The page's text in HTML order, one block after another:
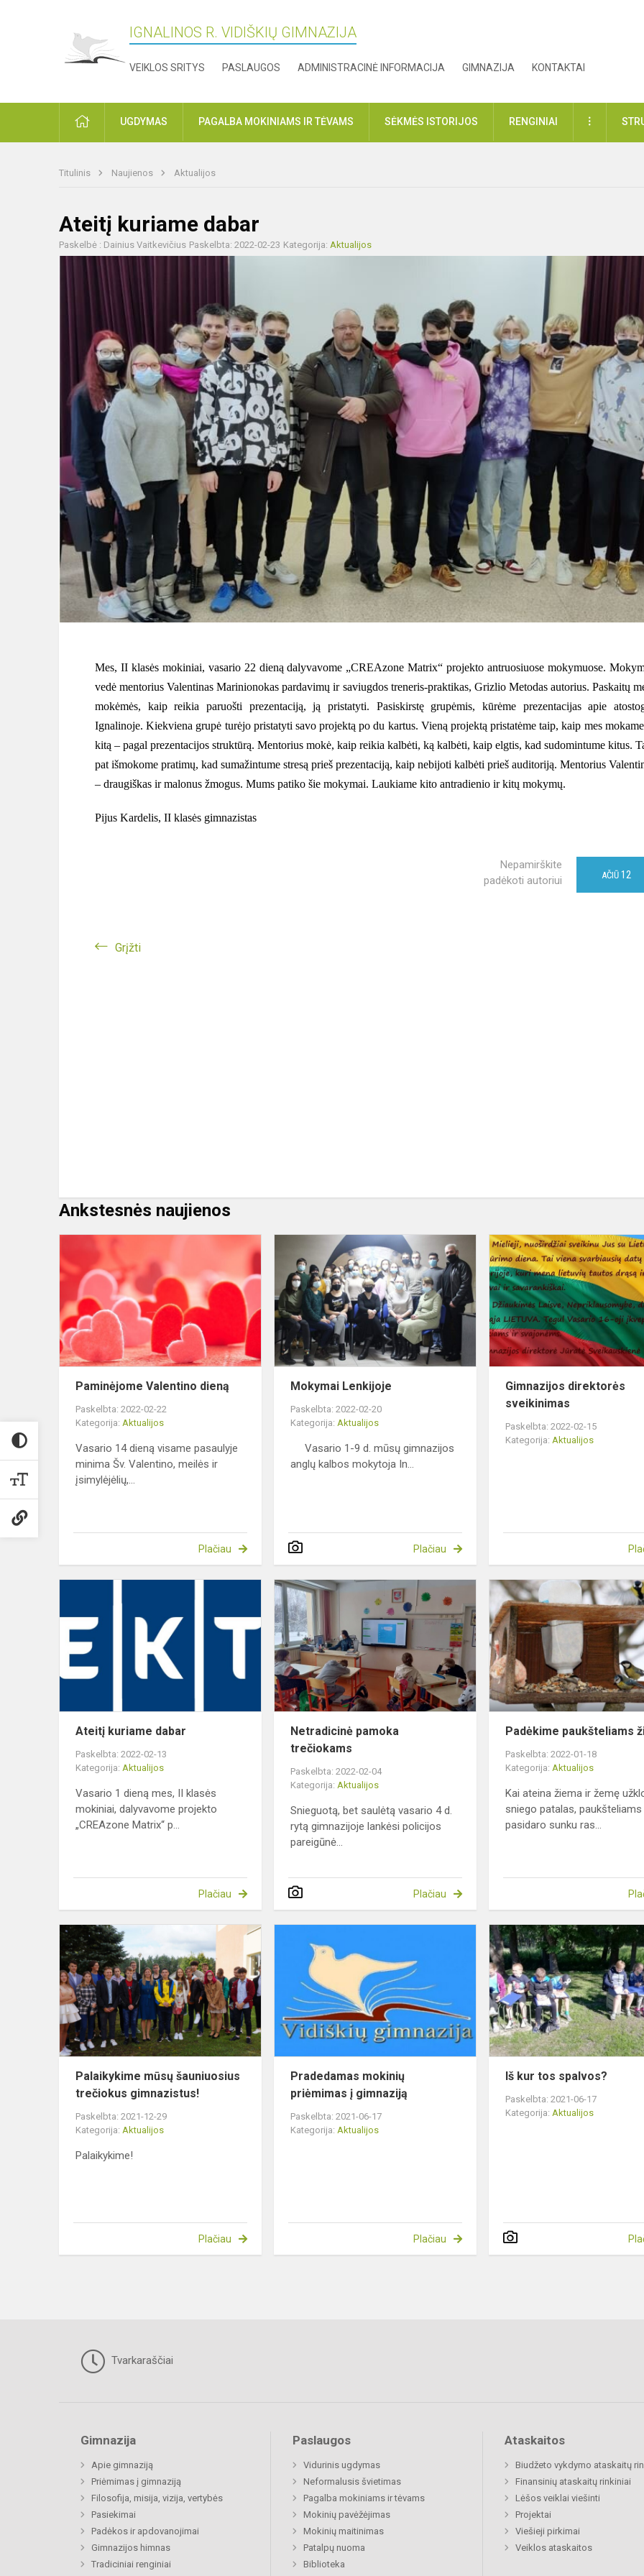
IGNALINOS R. VIDIŠKIŲ GIMNAZIJA
VEIKLOS SRITYS PASLAUGOS ADMINISTRACINĖ INFORMACIJA GIMNAZIJA KONTAKTAI
PRADŽIAUGDYMAS PAGALBA MOKINIAMS IR TĖVAMS SĖKMĖS ISTORIJOS RENGINIAI DAUGIAU
Titulinis Naujienos Aktualijos
Ateitį kuriame dabar
Paskelbė : Dainius Vaitkevičius Paskelbta: 2022-02-23 Kategorija: Aktualijos
Mes, II klasės mokiniai, vasario 22 dieną dalyvavome „CREAzone Matrix“projekto antruosiuose mokymuose.
vedė mentorius Valentinas Marinionokas pardavimų ir saviugdos treneris-praktikas, Grizlio Metodas autorius. Paskaitų
mokėmės, kaip reikia paruošti prezentaciją, ją pristatyti. Pasiskirstę grupėmis, kūrėme prezentacijas apie
Ignalinoje. Kiekviena grupė turėjo pristatyti savo projektą po du kartus. Vieną projektą pristatėme taip, kaip mes
kitą – pagal prezentacijos struktūrą. Mentorius mokė, kaip reikia kalbėti, ką kalbėti, kaip elgtis, kad sudomintume kitus.
pat išmokome pratimų, kad sumažintume stresą prieš prezentaciją, kaip nebijoti kalbėti prieš auditoriją. Mentorius
– draugiškas ir malonus žmogus. Mums patiko šie mokymai. Laukiame kito antradienio ir kitų mokymų.
Pijus Kardelis, II klasės gimnazistas
Nepamirškite
padėkoti autoriui
AČIŪ 12
Grįžti
Ankstesnės naujienos
Valentino
dieną
Paminėjome Valentino dieną
Paskelbta: 2022-02-22
Kategorija: Aktualijos
Vasario 14 dieną visame pasaulyje
minima Šv. Valentino, meilės ir
įsimylėjėlių,...
Plačiau
Mokymai
Lenkijoje
Mokymai Lenkijoje
Paskelbta: 2022-02-20
Kategorija:Aktualijos
Vasario 1-9 d. mūsų gimnazijos
anglų kalbos mokytoja In...
Plačiau
Gimnazijos direktorės
sveikinimas
Paskelbta: 2022-02-15
Kategorija:Aktualijos
Ateitį
kuriame
dabar
Ateitį kuriame dabar
Paskelbta: 2022-02-13
Kategorija: Aktualijos
Vasario 1 dieną mes, II klasės
mokiniai, dalyvavome projekto
„CREAzone Matrix“ p...
Plačiau
Netradicinė
pamoka
trečiokams
Netradicinė pamoka
trečiokams
Paskelbta: 2022-02-04
Kategorija:Aktualijos
Snieguotą, bet saulėtą vasario 4 d.
rytą gimnazijoje lankėsi policijos
pareigūnė...
Plačiau
Padėkime paukšteliams
Paskelbta: 2022-01-18
Kategorija:Aktualijos
Kai ateina žiema ir žemę
sniego patalas, paukšteliams
pasidaro sunku ras...
Palaikykime
mūsų
šauniuosius
trečiokus
gimnazistus!
Palaikykime mūsų šauniuosius
trečiokus gimnazistus!
Paskelbta: 2021-12-29
Kategorija: Aktualijos
Palaikykime!
Plačiau
Pradedamas
mokinių
priėmimas
gimnaziją
Pradedamas mokinių
priėmimas į gimnaziją
Paskelbta: 2021-06-17
Kategorija:Aktualijos
Plačiau
Iš kur tos spalvos?
Paskelbta: 2021-06-17
Kategorija:Aktualijos
Tvarkaraščiai
Gimnazija
Apie gimnaziją
Priėmimas į gimnaziją
Filosofija, misija, vizija, vertybės
Pasiekimai
Padėkos ir apdovanojimai
Gimnazijos himnas
Tradiciniai renginiai
Paslaugos
Vidurinis ugdymas
Neformalusis švietimas
Pagalba mokiniams ir tėvams
Mokinių pavėžėjimas
Mokinių maitinimas
Patalpų nuoma
Biblioteka
Ataskaitos
Biudžeto vykdymo ataskaitų
Finansinių ataskaitų rinkiniai
Lėšos veiklai viešinti
Projektai
Viešieji pirkimai
Veiklos ataskaitos